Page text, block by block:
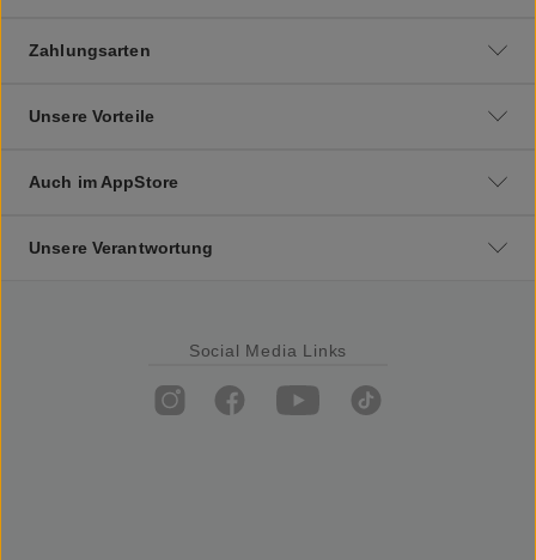
Zahlungsarten
Unsere Vorteile
Auch im AppStore
Unsere Verantwortung
Social Media Links